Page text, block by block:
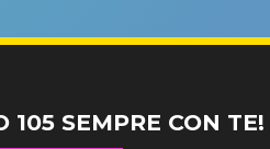
105 SEMPRE CON TE!